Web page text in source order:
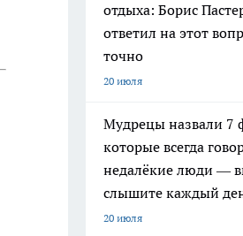
отдыха: Борис
ответил на этот
точно
20 июля
Мудрецы назвали 7
которые всегда
недалёкие люди —
слышите каждый
20 июля